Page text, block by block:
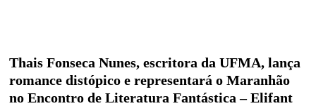
Thais Fonseca Nunes, escritora da UFMA, lança
romance distópico e representará o Maranhão
no Encontro de Literatura Fantástica – Elifant